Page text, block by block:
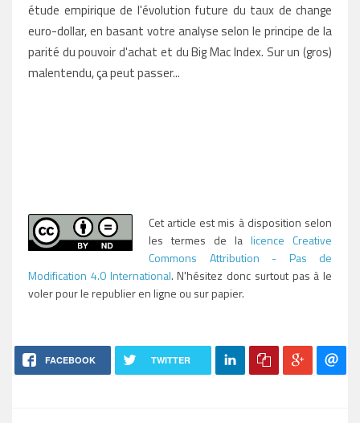
étude empirique de l'évolution future du taux de change
euro-dollar, en basant votre analyse selon le principe de la
parité du pouvoir d'achat et du Big Mac Index. Sur un (gros)
malentendu, ça peut passer...
Cet article est mis à disposition selon
les termes de la licence Creative
Commons Attribution - Pas de
Modification 4.0 International. N'hésitez donc surtout pas à le
voler pour le republier en ligne ou sur papier.
FACEBOOK TWITTER